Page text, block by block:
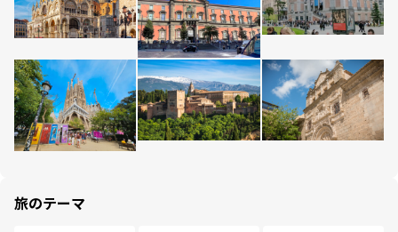
旅のテーマ